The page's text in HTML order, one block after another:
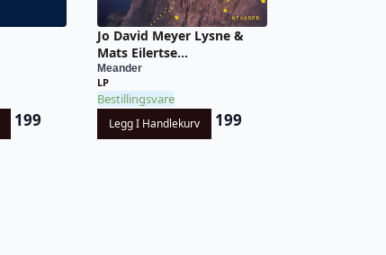
199
Jo David Meyer Lysne &
Mats Eilertse...
Meander
LP
Bestillingsvare
Legg I Handlekurv 199